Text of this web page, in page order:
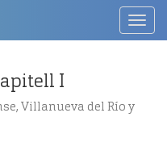
I
Villanueva del Río y